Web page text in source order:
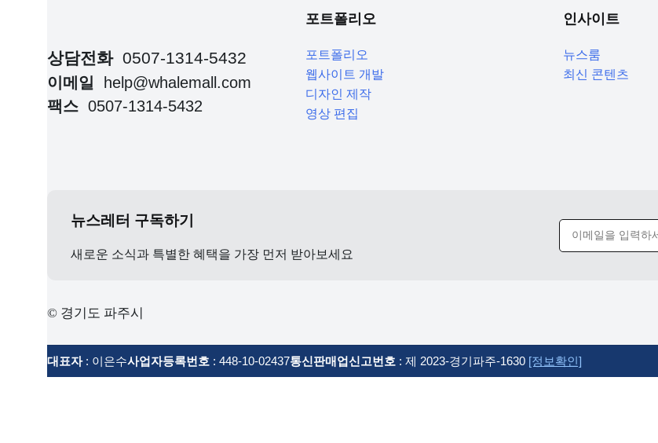
상담전화 0507-1314-5432
이메일
help@whalemall.com
팩스 0507-1314-5432
포트폴리오
포트폴리오
웹사이트 개발
디자인 제작
영상 편집
인사이트
뉴스룸
최신 콘텐츠
뉴스레터 구독하기
새로운 소식과 특별한 혜택을 가장 먼저 받아보세요
© 경기도 파주시
대표자: 이은수사업자등록번호 : 448-10-02437통신판매업신고번호 : 제 2023-경기파주-1630 [정보확인]